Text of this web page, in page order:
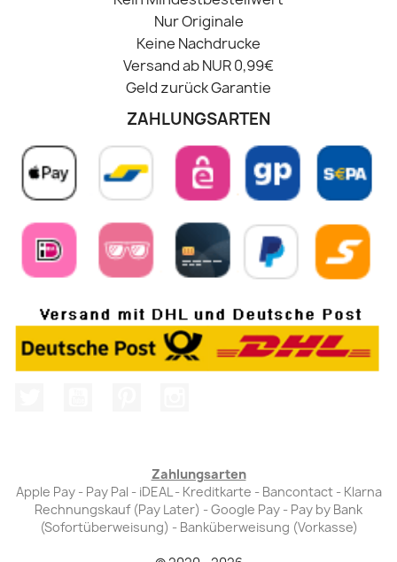
Nur Originale
Keine Nachdrucke
Versand ab NUR 0,99€
Geld zurück Garantie
ZAHLUNGSARTEN
Zahlungsarten
Apple Pay - Pay Pal - iDEAL - Kreditkarte - Bancontact - Klarna
Rechnungskauf (Pay Later) - Google Pay - Pay by Bank
(Sofortüberweisung) - Banküberweisung (Vorkasse)